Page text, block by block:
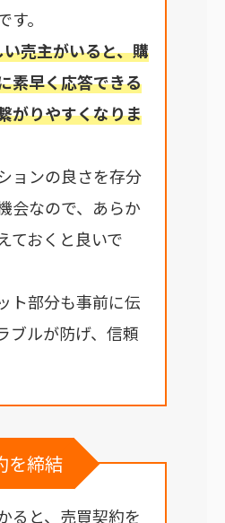
。
売主がいると、購
素早く応答できる
がりやすくなりま
ョンの良さを存分
会なので、あらか
ておくと良いで
ト部分も事前に伝
ブルが防げ、信頼
を締結
ると、売買契約を